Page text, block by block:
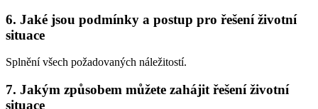
6. Jaké jsou podmínky a postup pro řešení životní
situace
Splnění všech požadovaných náležitostí.
7. Jakým způsobem můžete zahájit řešení životní
situace